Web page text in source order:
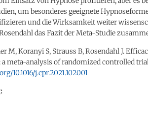
um besonderes geeignete
und die Wirksamkeit weiter
das Fazit der Meta-Studie
M, Koranyi S, Strauss B, Rosendahl J.
meta-analysis of randomized controlled
10.1016/j.cpr.2021.102001